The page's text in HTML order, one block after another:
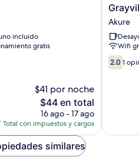
incluido
gratis
$41 por noche
El
precio
actual
es
de
$44
$44 en total
16 ago - 17 ago
Total con impuestos y cargos
Grayville
Hotels
and
Bistro
Akure
Akure
Wifi
2.0
de
2.0 1
similares